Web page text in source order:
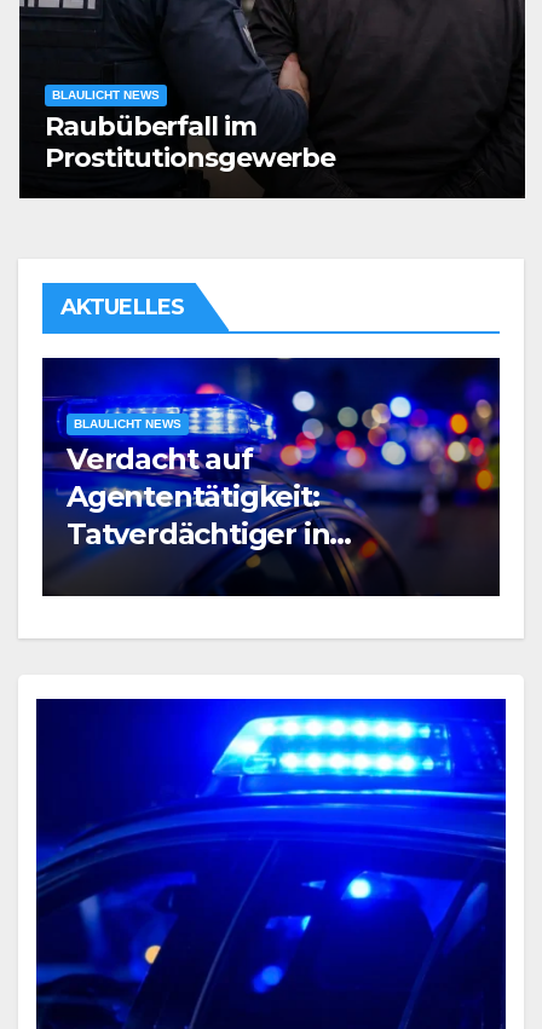
BLAULICHT NEWS
Raubüberfall im
Prostitutionsgewerbe
AKTUELLES
BLAULICHT NEWS
Verdacht auf
Agententätigkeit:
Tatverdächtiger in
Untersuchungshaft